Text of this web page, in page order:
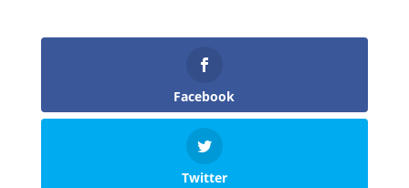
Facebook
Twitter